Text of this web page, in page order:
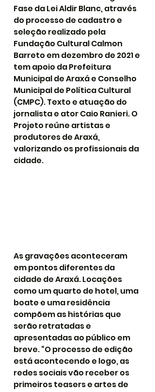
Fase da Lei Aldir Blanc, através
do processo de cadastro e
seleção realizado pela
Fundação Cultural Calmon
Barreto em dezembro de 2021 e
tem apoio da Prefeitura
Municipal de Araxá e Conselho
Municipal de Política Cultural
(CMPC). Texto e atuação do
jornalista e ator Caio Ranieri. O
Projeto reúne artistas e
produtores de Araxá,
valorizando os profissionais da
cidade.
As gravações aconteceram
em pontos diferentes da
cidade de Araxá. Locações
como um quarto de hotel, uma
boate e uma residência
compõem as histórias que
serão retratadas e
apresentadas ao público em
breve. “O processo de edição
está acontecendo e logo, as
redes sociais vão receber os
primeiros teasers e artes de